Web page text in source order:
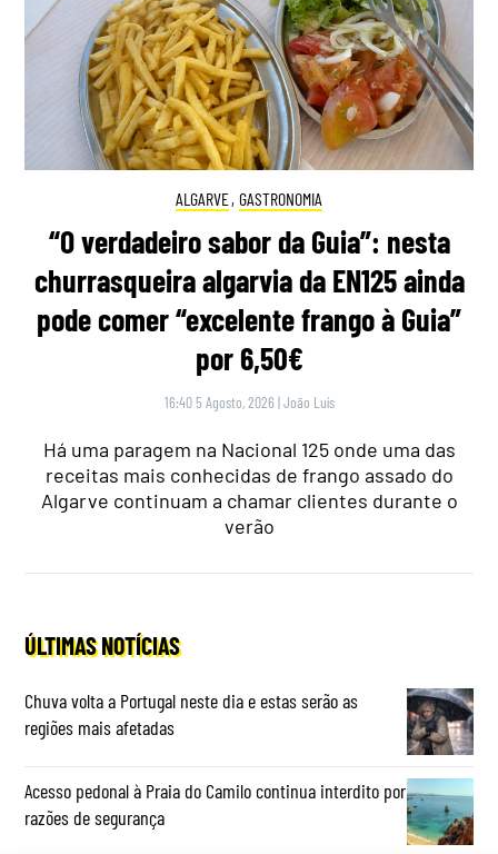
ALGARVE, GASTRONOMIA
“O verdadeiro sabor da Guia”: nesta
churrasqueira algarvia da EN125 ainda
pode comer “excelente frango à Guia”
por 6,50€
16:40 5 Agosto, 2026 |João Luís
Há uma paragem na Nacional 125 onde uma das
receitas mais conhecidas de frango assado do
Algarve continuam a chamar clientes durante o
verão
ÚLTIMAS NOTÍCIAS
Chuva volta a Portugal neste dia e estas serão as
regiões mais afetadas
Acesso pedonal à Praia do Camilo continua interdito por
razões de segurança